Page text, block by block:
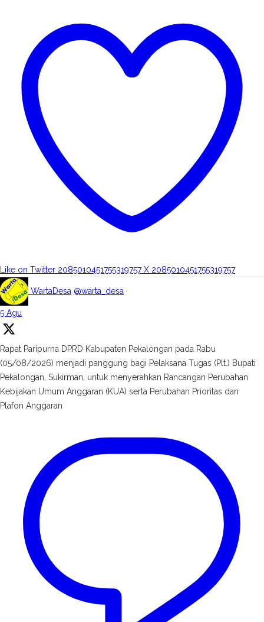
Like on Twitter 2085010451755319757 X 2085010451755319757
WartaDesa @warta_desa ·
5 Agu
Rapat Paripurna DPRD Kabupaten Pekalongan pada Rabu
(05/08/2026) menjadi panggung bagi Pelaksana Tugas (Plt.) Bupati
Pekalongan, Sukirman, untuk menyerahkan Rancangan Perubahan
Kebijakan Umum Anggaran (KUA) serta Perubahan Prioritas dan
Plafon Anggaran